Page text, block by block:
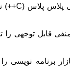
قابل توجهی را
۲۰۱۱ رتبه سوم بازار